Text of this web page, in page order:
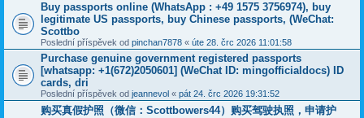
Buy passports online (WhatsApp : +49 1575 3756974), buy
legitimate US passports, buy Chinese passports, (WeChat:
Scottbo
Poslední příspěvek od pinchan7878 « úte 28. črc 2026 11:01:58
Purchase genuine government registered passports
[whatsapp: +1(672)2050601] (WeChat ID: mingofficialdocs) ID
cards, dri
Poslední příspěvek od jeannevol « pát 24. črc 2026 19:31:52
购买真假护照（微信：Scottbowers44）购买驾驶执照，申请护